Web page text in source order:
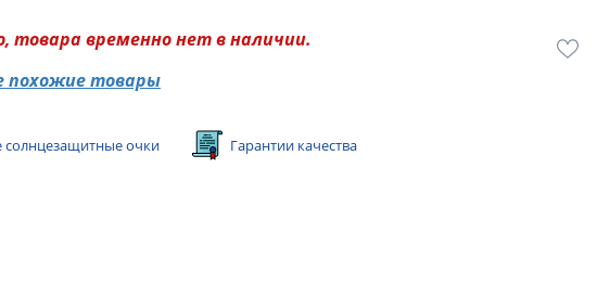
товара временно нет в наличии.
похожие товары
солнцезащитные очки Гарантии качества